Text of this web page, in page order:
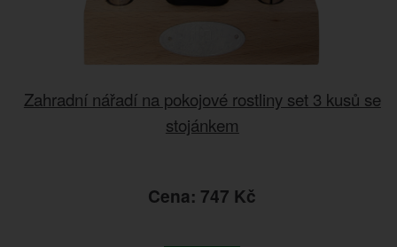
Zahradní nářadí na pokojové rostliny set 3 kusů se
stojánkem
Cena: 747 Kč